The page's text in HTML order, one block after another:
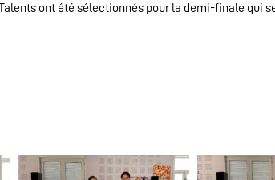
ont été sélectionnés pour la demi-finale qui